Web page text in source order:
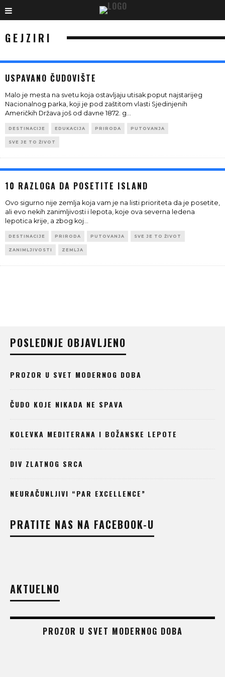
GEJZIRI
USPAVANO ČUDOVIŠTE
Malo je mesta na svetu koja ostavljaju utisak poput najstarijeg
Nacionalnog parka, koji je pod zaštitom vlasti Sjedinjenih
Američkih Država još od davne 1872. g...
DESTINACIJE EDUKACIJA PRIRODA PUTOVANJA
SVE JE TO ŽIVOT
10 RAZLOGA DA POSETITE ISLAND
Ovo sigurno nije zemlja koja vam je na listi prioriteta da je posetite,
ali evo nekih zanimljivosti i lepota, koje ova severna ledena
lepotica krije, a zbog koj...
DESTINACIJE PRIRODA PUTOVANJA SVE JE TO ŽIVOT
ZANIMLJIVOSTI ZEMLJA
POSLEDNJE OBJAVLJENO
PROZOR U SVET MODERNOG DOBA
ČUDO KOJE NIKADA NE SPAVA
KOLEVKA MEDITERANA I BOŽANSKE LEPOTE
DIV ZLATNOG SRCA
NEURAČUNLJIVI “PAR EXCELLENCE”
PRATITE NAS NA FACEBOOK-U
AKTUELNO
PROZOR U SVET MODERNOG DOBA